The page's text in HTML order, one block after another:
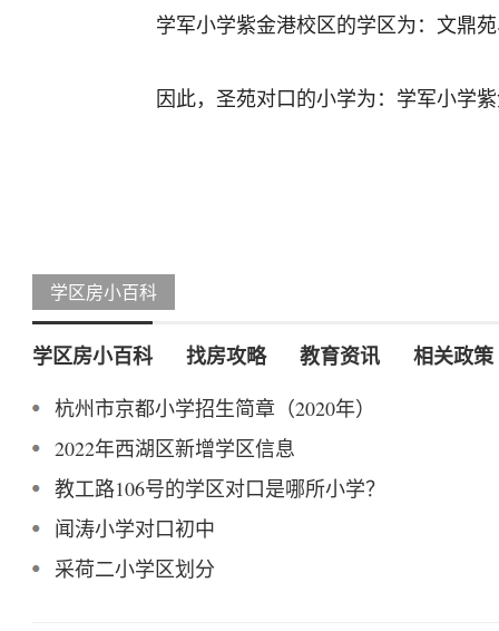
学军小学紫金港校区的学区为：文鼎
因此，圣苑对口的小学为：学军小学
学区房小百科
学区房小百科 找房攻略 教育资讯 相关政策
杭州市京都小学招生简章（2020年）
2022年西湖区新增学区信息
教工路106号的学区对口是哪所小学？
闻涛小学对口初中
采荷二小学区划分